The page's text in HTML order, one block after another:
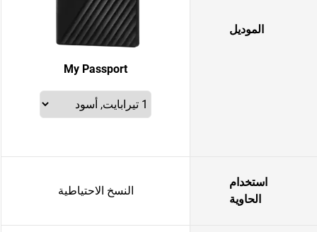
الموديل
My Passport
استخدام
الحاوية
النسخ الاحتياطية